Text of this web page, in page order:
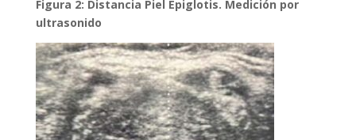
Figura 2: Distancia Piel Epiglotis. Medición por
ultrasonido